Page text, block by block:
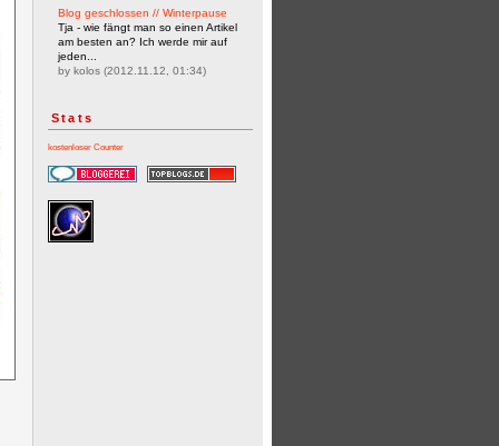
Blog geschlossen // Winterpause
Tja - wie fängt man so einen Artikel
am besten an? Ich werde mir auf
jeden...
by kolos (2012.11.12, 01:34)
Stats
kostenloser Counter